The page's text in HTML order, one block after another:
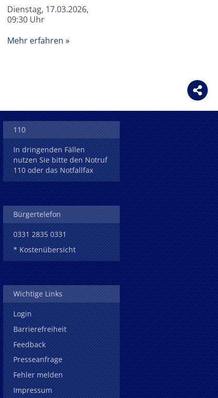
Dienstag, 17.03.2026,
09:30 Uhr
Mehr erfahren
110
In dringenden Fällen
nutzen Sie bitte den Notruf
110 oder das Notfallfax
Bürgertelefon
0331 2835 0331
* Kostenübersicht
Wichtige Links
Login
Barrierefreiheit
Feedback
Presseanfrage
Fehler melden
Impressum